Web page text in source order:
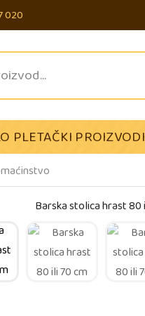
020
PLETAČKI PROIZVODI